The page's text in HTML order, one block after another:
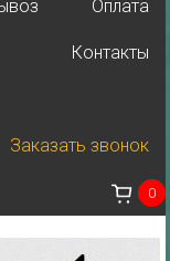
Оплата
Контакты
Заказать звонок
0